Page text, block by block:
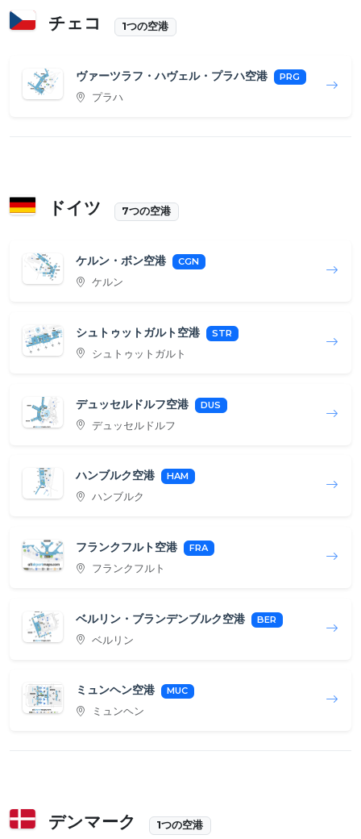
チェコ 1つの空港
ヴァーツラフ・ハヴェル・プラハ空港 PRG
プラハ
ドイツ 7つの空港
ケルン・ボン空港 CGN
ケルン
シュトゥットガルト空港 STR
シュトゥットガルト
デュッセルドルフ空港 DUS
デュッセルドルフ
ハンブルク空港 HAM
ハンブルク
フランクフルト空港 FRA
フランクフルト
ベルリン・ブランデンブルク空港 BER
ベルリン
ミュンヘン空港 MUC
ミュンヘン
デンマーク 1つの空港